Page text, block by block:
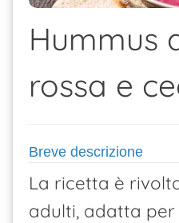
Hummus
rossa e
Breve descrizione
La ricetta è
adulti, adatta